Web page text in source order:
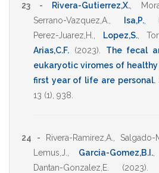
23 - Rivera-Gutierrez,X.
Serrano-Vazquez,A.
Isa,P.,
Perez-Juarez,H.
Lopez,S.,
Arias,C.F.
(2023)
The fecal
eukaryotic viromes of
first year of life are personal.
13 (1), 938
24 - Rivera-Ramirez,A. Salgado-
Lemus,J.
Garcia-Gomez,B.I.,
Dantan-Gonzalez,E.
(2023)